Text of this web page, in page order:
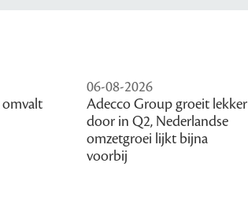
06-08-2026
Adecco Group groeit lekker
door in Q2, Nederlandse
omzetgroei lijkt bijna
voorbij